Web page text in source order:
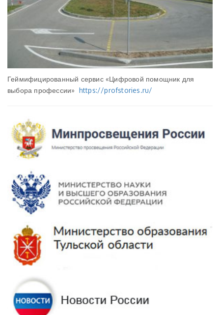
Геймифицированный сервис «Цифровой помощник для
выбора профессии» https://profstories.ru/